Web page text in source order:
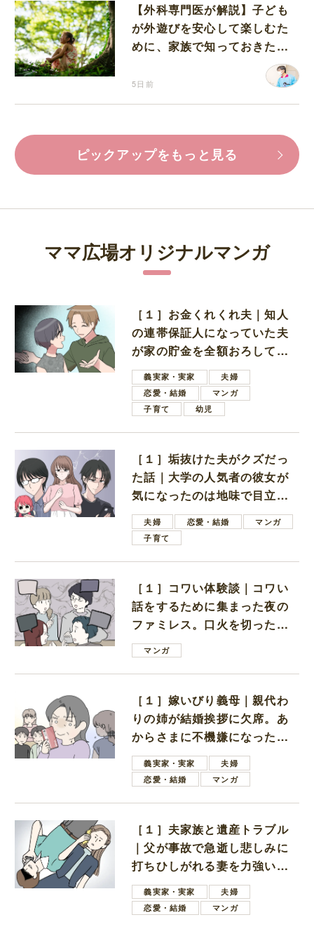
【外科専門医が解説】子ども
が外遊びを安心して楽しむた
めに、家族で知っておきたい
5日前
ピックアップをもっと見る
ママ広場オリジナルマンガ
［１］お金くれくれ夫｜知人
の連帯保証人になっていた夫
が家の貯金を全額おろしてほ
しいと言ってきた
義実家・実家
夫婦
恋愛・結婚
マンガ
子育て
幼児
［１］垢抜けた夫がクズだっ
た話｜大学の人気者の彼女が
気になったのは地味で目立た
ない男子学生
夫婦 恋愛・結婚
マンガ
子育て
［１］コワい体験談｜コワい
話をするために集まった夜の
ファミレス。口火を切ったの
は電車好きの男の子ママ
マンガ
［１］嫁いびり義母｜親代わ
りの姉が結婚挨拶に欠席。あ
からさまに不機嫌になった義
母義実家・実家
夫婦
恋愛・結婚
マンガ
［１］夫家族と遺産トラブル
｜父が事故で急逝し悲しみに
打ちひしがれる妻を力強い言
葉で励ます夫
義実家・実家
夫婦
恋愛・結婚
マンガ